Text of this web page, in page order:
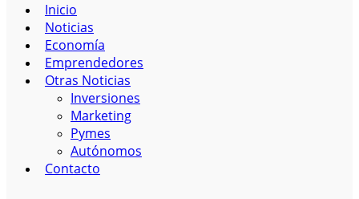
Inicio
Noticias
Economía
Emprendedores
Otras Noticias
Inversiones
Marketing
Pymes
Autónomos
Contacto